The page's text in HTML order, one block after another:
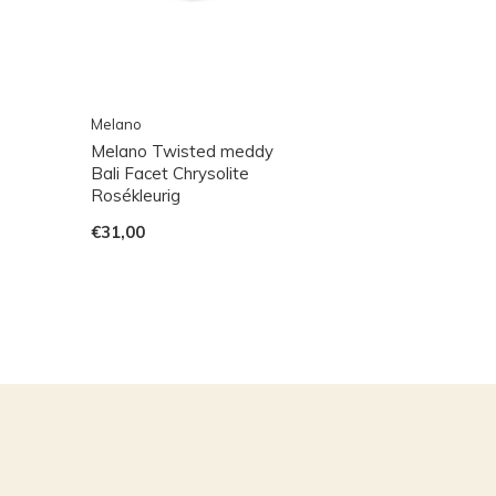
Melano
Melano Twisted meddy
Bali Facet Chrysolite
Rosékleurig
€31,00